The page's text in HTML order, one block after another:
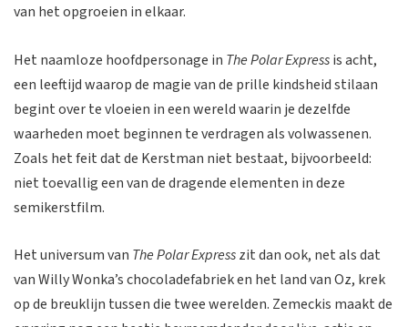
van het opgroeien in elkaar.
Het naamloze hoofdpersonage in The Polar Expressis acht,
een leeftijd waarop de magie van de prille kindsheid stilaan
begint over te vloeien in een wereld waarin je dezelfde
waarheden moet beginnen te verdragen als volwassenen.
Zoals het feit dat de Kerstman niet bestaat, bijvoorbeeld:
niet toevallig een van de dragende elementen in deze
semikerstfilm.
Het universum van The Polar Expresszit dan ook, net als dat
van Willy Wonka’s chocoladefabriek en het land van Oz, krek
op de breuklijn tussen die twee werelden. Zemeckis maakt de